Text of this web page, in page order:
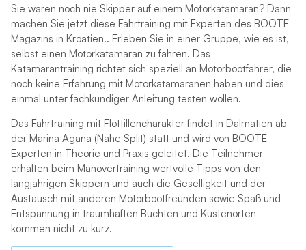
Sie waren noch nie Skipper auf einem Motorkatamaran? Dann
machen Sie jetzt diese Fahrtraining mit Experten des BOOTE
Magazins in Kroatien.. Erleben Sie in einer Gruppe, wie es ist,
selbst einen Motorkatamaran zu fahren. Das
Katamarantraining richtet sich speziell an Motorbootfahrer, die
noch keine Erfahrung mit Motorkatamaranen haben und dies
einmal unter fachkundiger Anleitung testen wollen.
Das Fahrtraining mit Flottillencharakter findet in Dalmatien ab
der Marina Agana (Nahe Split) statt und wird von BOOTE
Experten in Theorie und Praxis geleitet. Die Teilnehmer
erhalten beim Manövertraining wertvolle Tipps von den
langjährigen Skippern und auch die Geselligkeit und der
Austausch mit anderen Motorbootfreunden sowie Spaß und
Entspannung in traumhaften Buchten und Küstenorten
kommen nicht zu kurz.